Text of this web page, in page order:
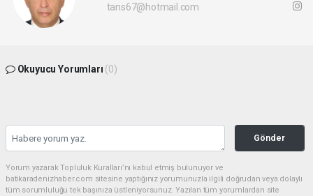
tans67@hotmail.com
Okuyucu Yorumları (0)
Gönder
Yorum yazarak Topluluk Kuralları’nı kabul etmiş bulunuyor ve
batikaradenizhaber.com sitesine yaptığınız yorumunuzla ilgili doğrudan veya dolaylı
tüm sorumluluğu tek başınıza üstleniyorsunuz. Yazılan tüm yorumlardan site